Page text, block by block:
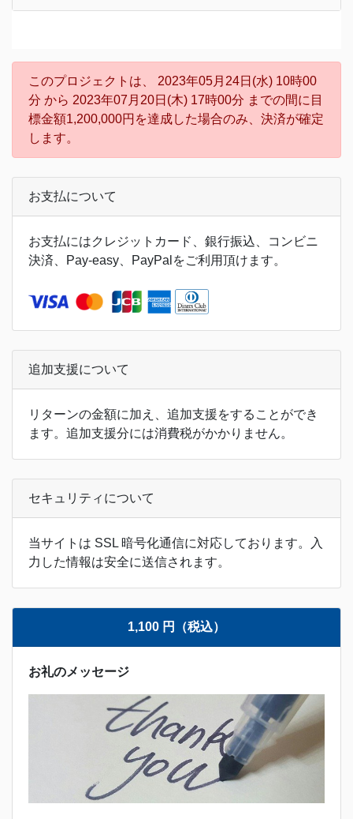
このプロジェクトは、 2023年05月24日(水) 10時00
分 から 2023年07月20日(木) 17時00分 までの間に目
標金額1,200,000円を達成した場合のみ、決済が確定
します。
お支払について
お支払にはクレジットカード、銀行振込、コンビニ
決済、Pay-easy、PayPalをご利用頂けます。
追加支援について
リターンの金額に加え、追加支援をすることができ
ます。追加支援分には消費税がかかりません。
セキュリティについて
当サイトは SSL 暗号化通信に対応しております。入
力した情報は安全に送信されます。
1,100 円（税込）
お礼のメッセージ